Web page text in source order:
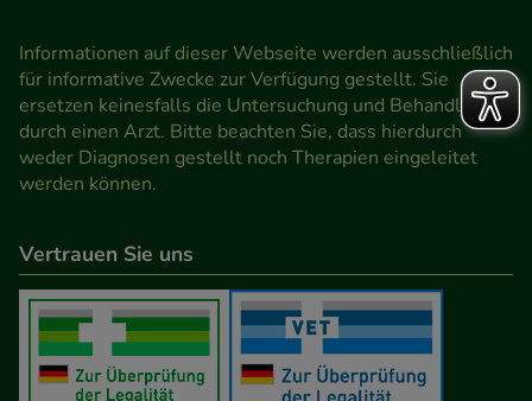
Informationen auf dieser Webseite werden ausschließlich
für informative Zwecke zur Verfügung gestellt. Sie
ersetzen keinesfalls die Untersuchung und Behandlung
durch einen Arzt. Bitte beachten Sie, dass hierdurch
weder Diagnosen gestellt noch Therapien eingeleitet
werden können.
Vertrauen Sie uns